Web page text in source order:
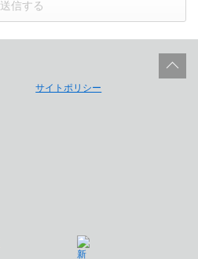
送信する
サイトポリシー